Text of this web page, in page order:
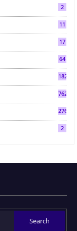
2
11
17
64
182
7624
2763
2